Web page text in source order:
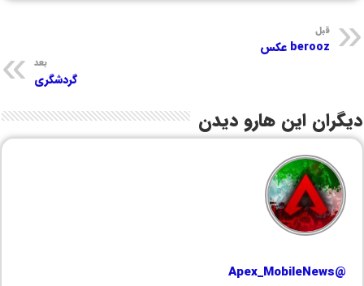
قبل
berooz عکس
بعد
گردشگری
دیگران این هارو دیدن
@Apex_MobileNews